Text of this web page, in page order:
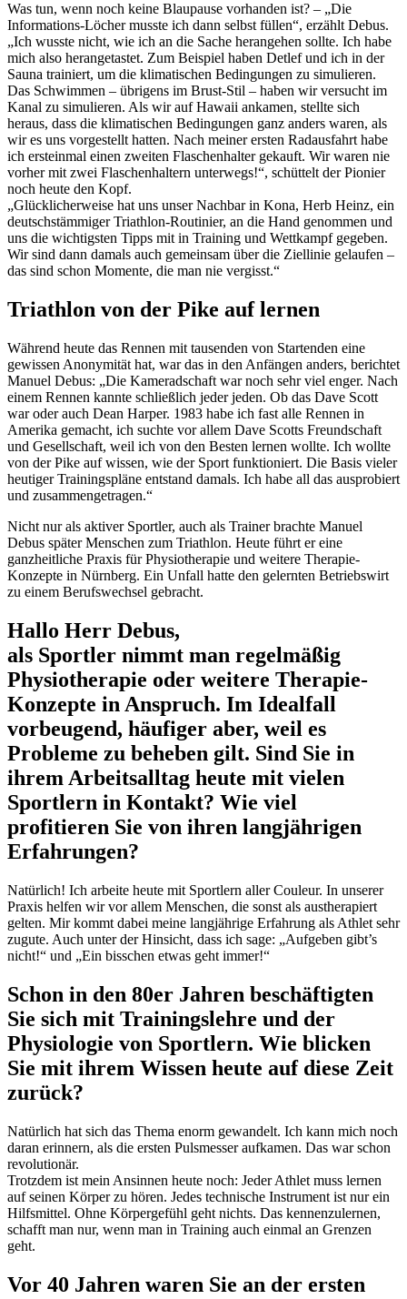
Was tun, wenn noch keine Blaupause vorhanden ist? – „Die
Informations-Löcher musste ich dann selbst füllen“, erzählt Debus.
„Ich wusste nicht, wie ich an die Sache herangehen sollte. Ich habe
mich also herangetastet. Zum Beispiel haben Detlef und ich in der
Sauna trainiert, um die klimatischen Bedingungen zu simulieren.
Das Schwimmen – übrigens im Brust-Stil – haben wir versucht im
Kanal zu simulieren. Als wir auf Hawaii ankamen, stellte sich
heraus, dass die klimatischen Bedingungen ganz anders waren, als
wir es uns vorgestellt hatten. Nach meiner ersten Radausfahrt habe
ich ersteinmal einen zweiten Flaschenhalter gekauft. Wir waren nie
vorher mit zwei Flaschenhaltern unterwegs!“, schüttelt der Pionier
noch heute den Kopf.
„Glücklicherweise hat uns unser Nachbar in Kona, Herb Heinz, ein
deutschstämmiger Triathlon-Routinier, an die Hand genommen und
uns die wichtigsten Tipps mit in Training und Wettkampf gegeben.
Wir sind dann damals auch gemeinsam über die Ziellinie gelaufen –
das sind schon Momente, die man nie vergisst.“
Triathlon von der Pike auf lernen
Während heute das Rennen mit tausenden von Startenden eine
gewissen Anonymität hat, war das in den Anfängen anders, berichtet
Manuel Debus: „Die Kameradschaft war noch sehr viel enger. Nach
einem Rennen kannte schließlich jeder jeden. Ob das Dave Scott
war oder auch Dean Harper. 1983 habe ich fast alle Rennen in
Amerika gemacht, ich suchte vor allem Dave Scotts Freundschaft
und Gesellschaft, weil ich von den Besten lernen wollte. Ich wollte
von der Pike auf wissen, wie der Sport funktioniert. Die Basis vieler
heutiger Trainingspläne entstand damals. Ich habe all das ausprobiert
und zusammengetragen.“
Nicht nur als aktiver Sportler, auch als Trainer brachte Manuel
Debus später Menschen zum Triathlon. Heute führt er eine
ganzheitliche Praxis für Physiotherapie und weitere Therapie-
Konzepte in Nürnberg. Ein Unfall hatte den gelernten Betriebswirt
zu einem Berufswechsel gebracht.
Hallo Herr Debus,
als Sportler nimmt man regelmäßig
Physiotherapie oder weitere Therapie-
Konzepte in Anspruch. Im Idealfall
vorbeugend, häufiger aber, weil es
Probleme zu beheben gilt. Sind Sie in
ihrem Arbeitsalltag heute mit vielen
Sportlern in Kontakt? Wie viel
profitieren Sie von ihren langjährigen
Erfahrungen?
Natürlich! Ich arbeite heute mit Sportlern aller Couleur. In unserer
Praxis helfen wir vor allem Menschen, die sonst als austherapiert
gelten. Mir kommt dabei meine langjährige Erfahrung als Athlet sehr
zugute. Auch unter der Hinsicht, dass ich sage: „Aufgeben gibt’s
nicht!“ und „Ein bisschen etwas geht immer!“
Schon in den 80er Jahren beschäftigten
Sie sich mit Trainingslehre und der
Physiologie von Sportlern. Wie blicken
Sie mit ihrem Wissen heute auf diese Zeit
zurück?
Natürlich hat sich das Thema enorm gewandelt. Ich kann mich noch
daran erinnern, als die ersten Pulsmesser aufkamen. Das war schon
revolutionär.
Trotzdem ist mein Ansinnen heute noch: Jeder Athlet muss lernen
auf seinen Körper zu hören. Jedes technische Instrument ist nur ein
Hilfsmittel. Ohne Körpergefühl geht nichts. Das kennenzulernen,
schafft man nur, wenn man in Training auch einmal an Grenzen
geht.
Vor 40 Jahren waren Sie an der ersten